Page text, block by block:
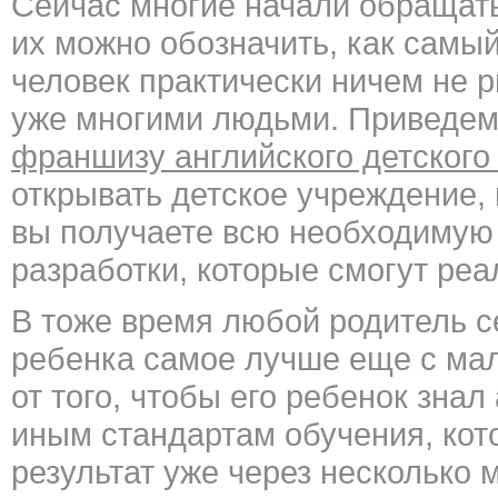
их можно обозначить, как
человек практически ничем не
уже многими людьми.
франшизу английского
открывать детское
вы получаете всю
разработки, которые смогут
В тоже время любой родитель
ребенка самое лучше еще с
от того, чтобы его ребенок
иным стандартам обучения,
результат уже через